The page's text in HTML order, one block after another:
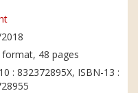
format, 48 pages
: 832372895X, ISBN-13 :